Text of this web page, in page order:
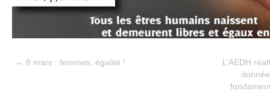
← 8 mars : femmes, égalité !
L’AEDH